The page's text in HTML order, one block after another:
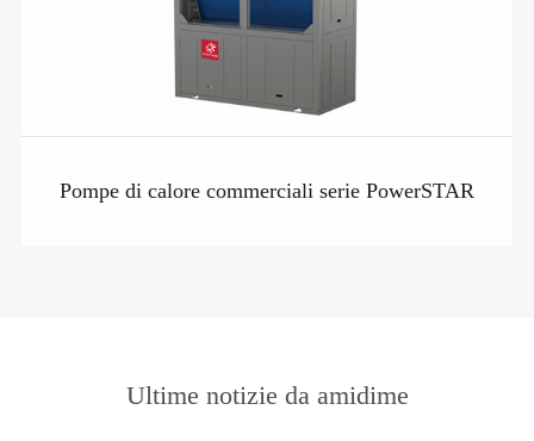
Pompe di calore commerciali serie PowerSTAR
Ultime notizie da amidime